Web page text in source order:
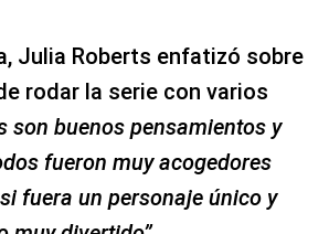
Julia Roberts enfatizó sobre
rodar la serie con varios
son buenos pensamientos y
fueron muy acogedores
fuera un personaje único y